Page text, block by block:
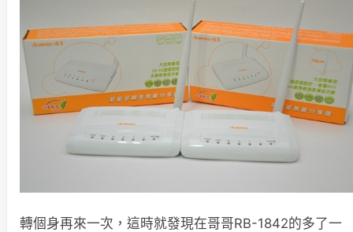
轉個身再來一次，這時就發現在哥哥RB-1842的多了一